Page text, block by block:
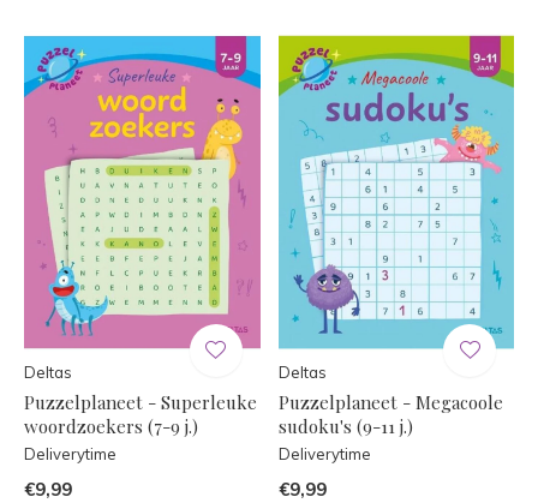
Deltas
Puzzelplaneet - Superleuke
woordzoekers (7-9 j.)
Deliverytime
€9,99
Deltas
Puzzelplaneet - Megacoole
sudoku's (9-11 j.)
Deliverytime
€9,99